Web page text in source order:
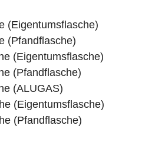
(Eigentumsflasche)
(Pfandflasche)
(Eigentumsflasche)
(Pfandflasche)
(ALUGAS)
(Eigentumsflasche)
(Pfandflasche)